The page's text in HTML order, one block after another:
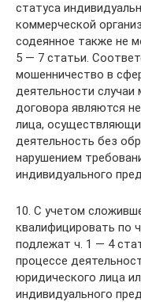
статуса
коммерческой
содеянное также не
5 — 7 статьи.
мошенничество в
деятельности
договора являются
лица,
деятельность без
нарушением
индивидуального
10. С учетом
квалифицировать по
подлежат ч. 1 — 4
процессе
юридического лица
индивидуального